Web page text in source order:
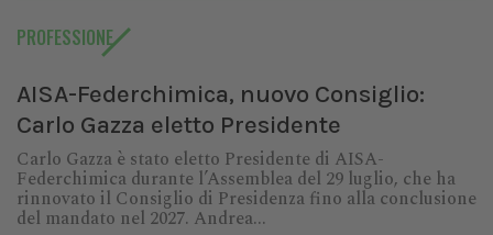
PROFESSIONE
AISA-Federchimica, nuovo Consiglio:
Carlo Gazza eletto Presidente
Carlo Gazza è stato eletto Presidente di AISA-
Federchimica durante l’Assemblea del 29 luglio, che ha
rinnovato il Consiglio di Presidenza fino alla conclusione
del mandato nel 2027. Andrea...